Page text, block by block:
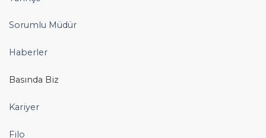
Sorumlu Müdür
Haberler
Basında Biz
Kariyer
Filo